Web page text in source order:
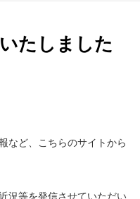
たしました
など、こちらのサイトから
況等を発信させていただい